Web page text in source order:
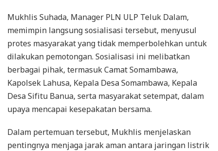
Mukhlis Suhada, Manager PLN ULP Teluk Dalam,
memimpin langsung sosialisasi tersebut, menyusul
protes masyarakat yang tidak memperbolehkan untuk
dilakukan pemotongan. Sosialisasi ini melibatkan
berbagai pihak, termasuk Camat Somambawa,
Kapolsek Lahusa, Kepala Desa Somambawa, Kepala
Desa Sifitu Banua, serta masyarakat setempat, dalam
upaya mencapai kesepakatan bersama.
Dalam pertemuan tersebut, Mukhlis menjelaskan
pentingnya menjaga jarak aman antara jaringan listrik